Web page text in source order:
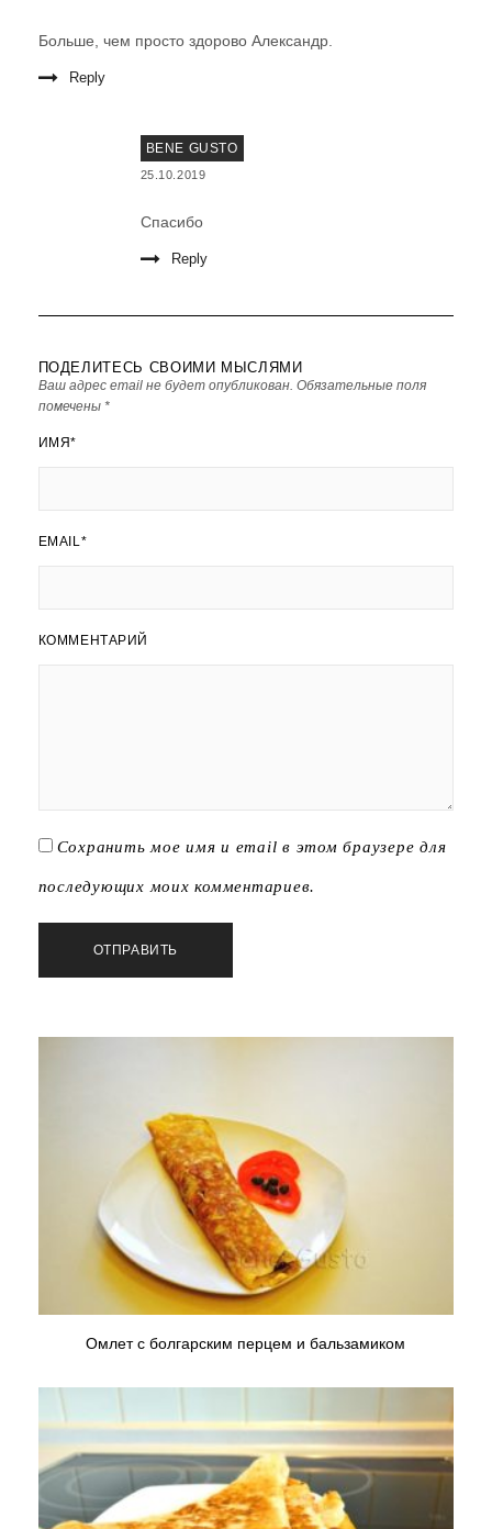
Больше, чем просто здорово Александр.
Reply
BENE GUSTO
25.10.2019
Спасибо
Reply
ПОДЕЛИТЕСЬ СВОИМИ МЫСЛЯМИ
Ваш адрес email не будет опубликован. Обязательные поля
помечены *
ИМЯ*
EMAIL*
КОММЕНТАРИЙ
Сохранить мое имя и email в этом браузере для
последующих моих комментариев.
Омлет с болгарским перцем и бальзамиком